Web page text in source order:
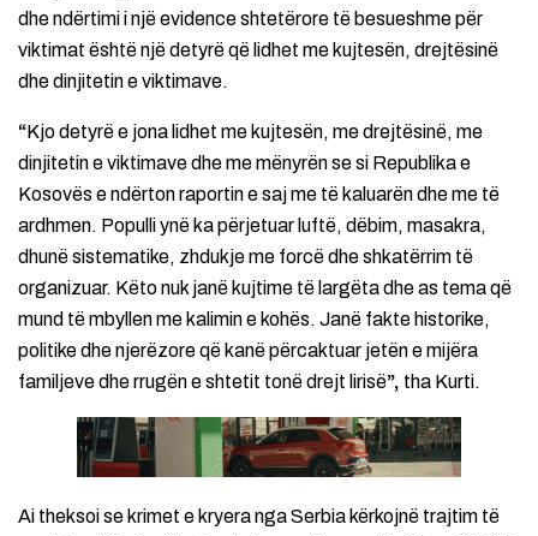
dhe ndërtimi i një evidence shtetërore të besueshme për
viktimat është një detyrë që lidhet me kujtesën, drejtësinë
dhe dinjitetin e viktimave.
“Kjo detyrë e jona lidhet me kujtesën, me drejtësinë, me
dinjitetin e viktimave dhe me mënyrën se si Republika e
Kosovës e ndërton raportin e saj me të kaluarën dhe me të
ardhmen. Populli ynë ka përjetuar luftë, dëbim, masakra,
dhunë sistematike, zhdukje me forcë dhe shkatërrim të
organizuar. Këto nuk janë kujtime të largëta dhe as tema që
mund të mbyllen me kalimin e kohës. Janë fakte historike,
politike dhe njerëzore që kanë përcaktuar jetën e mijëra
familjeve dhe rrugën e shtetit tonë drejt lirisë”, tha Kurti.
Ai theksoi se krimet e kryera nga Serbia kërkojnë trajtim të